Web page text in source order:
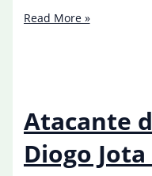
Brasil,
democracia
Read More »
Atacante
Diogo